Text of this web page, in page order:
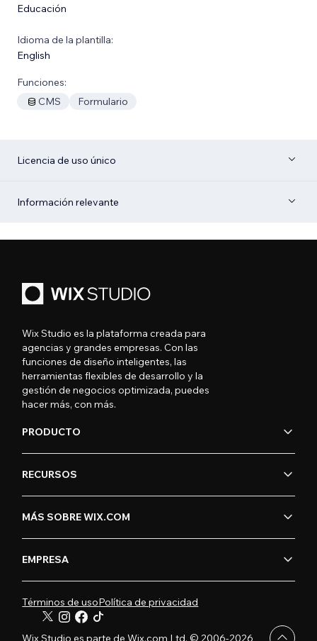
Educación
Idioma de la plantilla:
English
Funciones:
CMS
Formulario
Licencia de uso único
Información relevante
Wix Studio es la plataforma creada para
agencias y grandes empresas. Con las
funciones de diseño inteligentes, las
herramientas flexibles de desarrollo y la
gestión de negocios optimizada, puedes
hacer más, con más.
PRODUCTO
RECURSOS
MÁS SOBRE WIX.COM
EMPRESA
Términos de usoPolítica de privacidad
Wix Studio es parte de Wix.com Ltd. © 2006-2026